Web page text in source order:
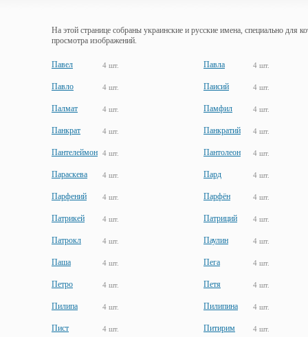
На этой странице собраны украинские и русские имена, специально
просмотра изображений.
Павел 4 шт. Павла 4 шт.
Павло 4 шт. Паисий 4 шт.
Палмат 4 шт. Памфил 4 шт.
Панкрат 4 шт. Панкратий 4 шт.
Пантелеймон 4 шт. Пантолеон 4 шт.
Параскева 4 шт. Пард 4 шт.
Парфений 4 шт. Парфён 4 шт.
Патрикей 4 шт. Патриций 4 шт.
Патрокл 4 шт. Паулин 4 шт.
Паша 4 шт. Пега 4 шт.
Петро 4 шт. Петя 4 шт.
Пилипа 4 шт. Пилипина 4 шт.
Пист 4 шт. Питирим 4 шт.